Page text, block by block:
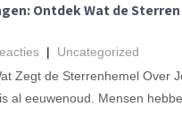
Ontdek Wat de Sterren
| Uncategorized
Zegt de Sterrenhemel Over
al eeuwenoud. Mensen